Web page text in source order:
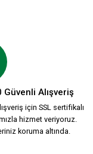
Güvenli Alışveriş
için SSL sertifikalı
hizmet veriyoruz.
koruma altında.